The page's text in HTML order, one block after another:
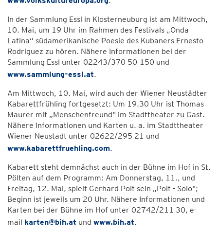
In der Sammlung Essl in Klosterneuburg ist am Mittwoch,
10. Mai, um 19 Uhr im Rahmen des Festivals „Onda
Latina“ südamerikanische Poesie des Kubaners Ernesto
Rodriguez zu hören. Nähere Informationen bei der
Sammlung Essl unter 02243/370 50-150 und
www.sammlung-essl.at.
Am Mittwoch, 10. Mai, wird auch der Wiener Neustädter
Kabarettfrühling fortgesetzt: Um 19.30 Uhr ist Thomas
Maurer mit „Menschenfreund" im Stadttheater zu Gast.
Nähere Informationen und Karten u. a. im Stadttheater
Wiener Neustadt unter 02622/295 21 und
www.kabarettfruehling.com.
Kabarett steht demnächst auch in der Bühne im Hof in St.
Pölten auf dem Programm: Am Donnerstag, 11., und
Freitag, 12. Mai, spielt Gerhard Polt sein „Polt - Solo";
Beginn ist jeweils um 20 Uhr. Nähere Informationen und
Karten bei der Bühne im Hof unter 02742/211 30, e-
mail karten@bih.at und www.bih.at.